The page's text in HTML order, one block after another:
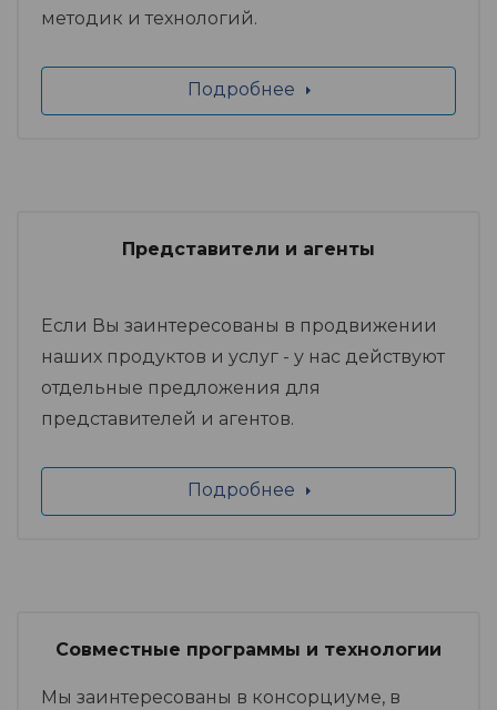
методик и технологий.
Подробнее
Представители и агенты
Если Вы заинтересованы в продвижении
наших продуктов и услуг - у нас действуют
отдельные предложения для
представителей и агентов.
Подробнее
Совместные программы и технологии
Мы заинтересованы в консорциуме, в